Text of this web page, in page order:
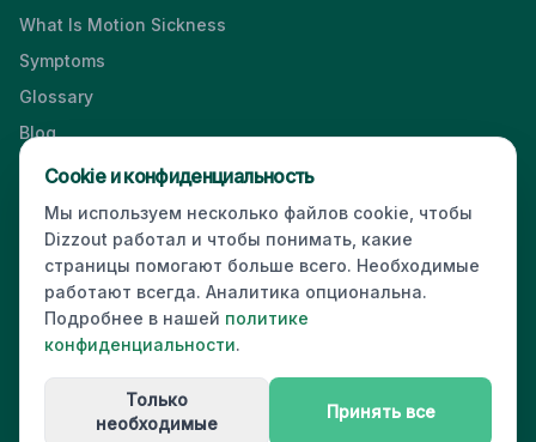
What Is Motion Sickness
Symptoms
Glossary
Blog
Videos
Press & Media Kit For Business
Site Index
© 2026 Dizzout. All rights reserved.
Kinda Smart Inc. 16192 Coastal Highway, Lewes, Delaware 19958, USA
hello@dizzout.com
Cookie и конфиденциальность
Мы используем несколько файлов cookie, чтобы
Dizzout работал и чтобы понимать, какие
страницы помогают больше всего. Необходимые
работают всегда. Аналитика опциональна.
Подробнее в нашей политике
конфиденциальности.
Только
необходимые
Принять все